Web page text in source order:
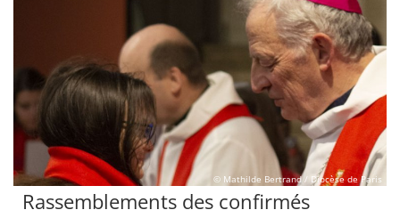
© Mathilde Bertrand / Diocèse de Paris
Rassemblements des confirmés